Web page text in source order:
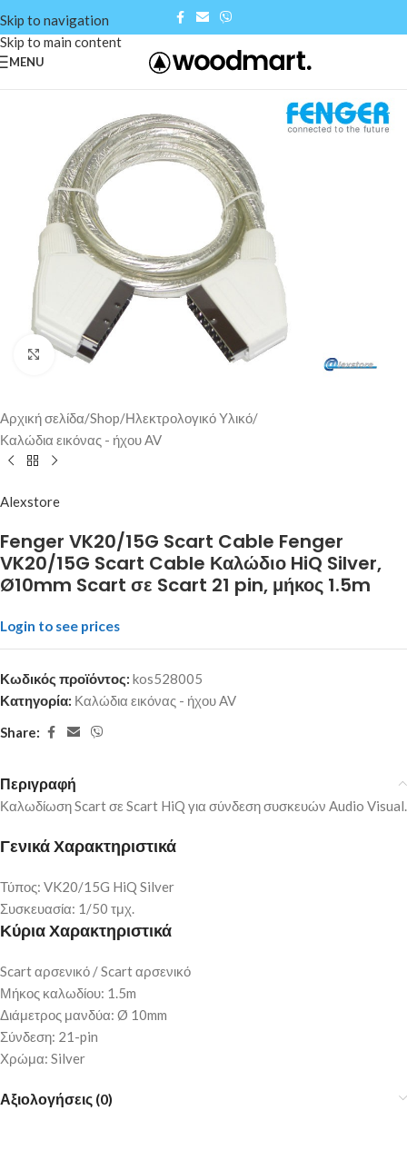
Skip to navigation
Skip to main content
MENU
Click to enlarge
Αρχική σελίδα/Shop/Ηλεκτρολογικό Υλικό/
Καλώδια εικόνας - ήχου AV
Alexstore
Fenger VK20/15G Scart Cable Fenger
VK20/15G Scart Cable Καλώδιο HiQ Silver,
Ø10mm Scart σε Scart 21 pin, μήκος 1.5m
Login to see prices
Κωδικός προϊόντος: kos528005
Κατηγορία: Καλώδια εικόνας - ήχου AV
Share:
Περιγραφή
Καλωδίωση Scart σε Scart HiQ για σύνδεση συσκευών Audio Visual.
Γενικά Χαρακτηριστικά
Τύπος: VK20/15G HiQ Silver
Συσκευασία: 1/50 τμχ.
Κύρια Χαρακτηριστικά
Scart αρσενικό / Scart αρσενικό
Μήκος καλωδίου: 1.5m
Διάμετρος μανδύα: Ø 10mm
Σύνδεση: 21-pin
Χρώμα: Silver
Αξιολογήσεις (0)